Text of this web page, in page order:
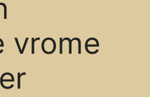
vrome